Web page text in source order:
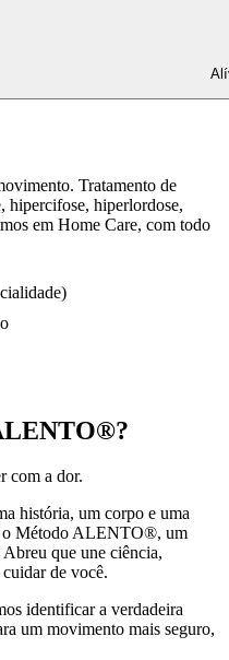
Tratamento de
hipercifose, hiperlordose,
em Home Care, com todo
?
com a dor.
história, um corpo e uma
Método ALENTO®, um
que une ciência,
de você.
identificar a verdadeira
um movimento mais seguro,